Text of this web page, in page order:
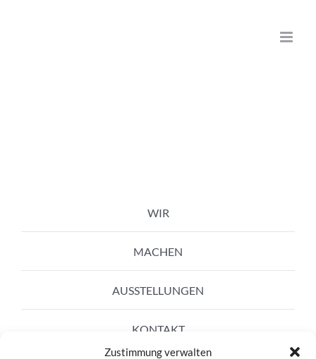
Zustimmung verwalten
WIR
MACHEN
AUSSTELLUNGEN
KONTAKT